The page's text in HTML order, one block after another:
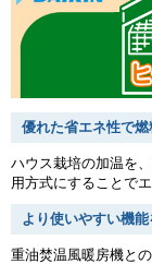
優れた省エネ性で
ハウス栽培の加温を
用方式にすることで
より使いやすい機
重油焚温風暖房機と